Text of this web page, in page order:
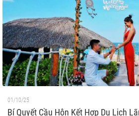
01/10/25
Bí Quyết Cầu Hôn Kết Hợp Du Lịch